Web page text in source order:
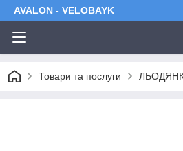
AVALON - VELOBAYK
Товари та послуги